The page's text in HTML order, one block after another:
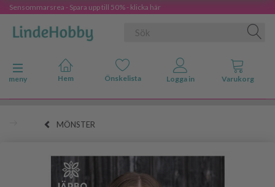
Sensommarsrea - Spara upp till 50% - klicka här
Ändra navigering
meny
MÖNSTER